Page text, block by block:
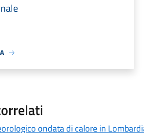
ondata di calore in